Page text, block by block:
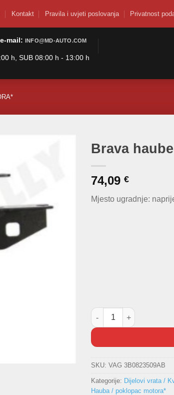
Kontakt Pravila i uvjeti poslovanja Privatnost
e-mail: INFO@MD-AUTO.COM
h, SUB 08:00 h - 13:00 h
Brava
74,09 €
Mjesto ugradnje:
Brava haube ORIGINAL
SKU: VAG 3B0823509AB
Kategorije: Dijelovi vrata /
Hauba / poklopac motora*